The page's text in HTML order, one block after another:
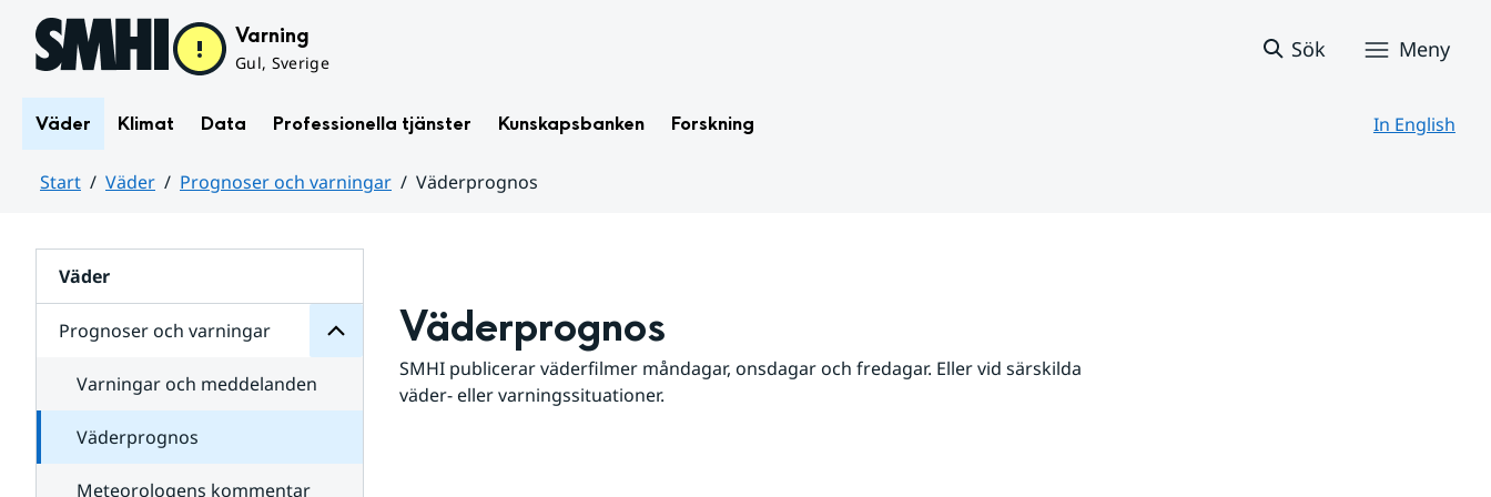
Hoppa till sidans innehåll Varning
Gul, Sverige
Sök Meny
Väder Klimat Data Professionella tjänster Kunskapsbanken Forskning In English
Start Väder Prognoser och varningar
Väderprognos
Väder
Prognoser och varningar
för
varningar
Varningar och meddelanden
Väderprognos
Meteorologens kommentar
Väderprognos
SMHI publicerar väderfilmer måndagar, onsdagar och fredagar. Eller vid särskilda
väder- eller varningssituationer.